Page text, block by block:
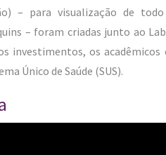
– para visualização de
– foram criadas junto ao
investimentos, os
Único de Saúde (SUS).